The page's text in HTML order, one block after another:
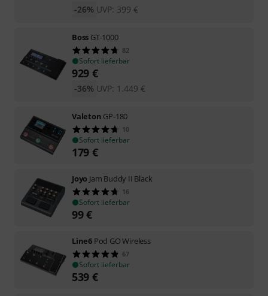
UVP: 399 €
-26%
Boss GT-1000
82
Sofort lieferbar
929 €
UVP: 1.449 €
-36%
Valeton GP-180
10
Sofort lieferbar
179 €
Joyo Jam Buddy II Black
16
Sofort lieferbar
99€
Line6 Pod GO Wireless
67
Sofort lieferbar
539 €